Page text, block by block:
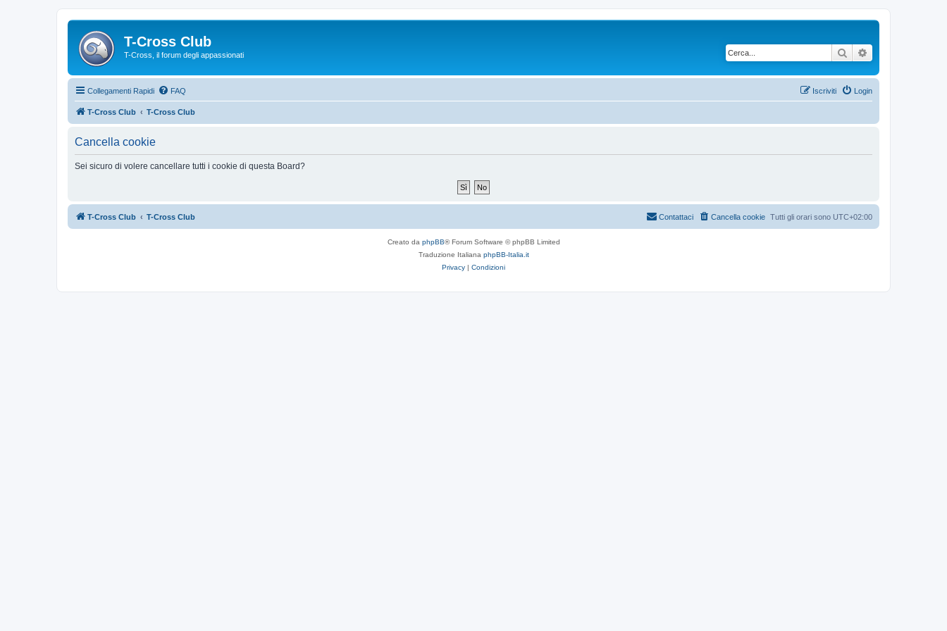
T-Cross Club
T-Cross, il forum degli appassionati Cerca
Collegamenti Rapidi FAQ Login
Iscriviti
T-Cross Club T-Cross Club
Cancella cookie
Sei sicuro di volere cancellare tutti i cookie di questa Board?
T-Cross Club T-Cross Club Tutti gli orari sono UTC+02:00
Cancella cookie
Contattaci
Creato da phpBB® Forum Software © phpBB Limited
Traduzione Italiana phpBB-Italia.it
Privacy | Condizioni